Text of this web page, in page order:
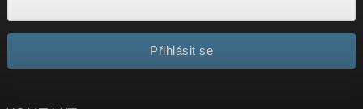
Přihlásit se